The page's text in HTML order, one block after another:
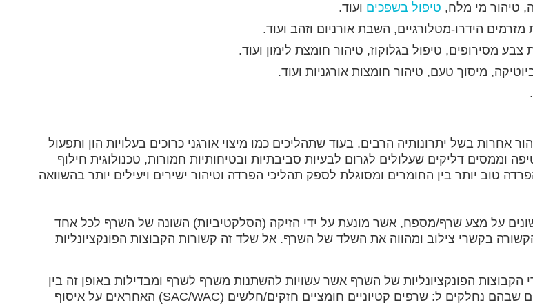
טיהור מי מלח, טיפול בשפכים ועוד.
הידרו-מטלורגיים, השבת אורניום וזהב ועוד.
צבע מסירופים, טיפול בגלוקוז, טיהור חומצת לימון ועוד.
מיסוך טעם, טיהור חומצות אורגניות ועוד.
אחרות בשל יתרונותיה הרבים. בעוד שתהליכים כמו מיצוי אורגני כרוכים בעלויות הון ותפעול
וממסים דליקים שעלולים לגרום לבעיות סביבתיות ובטיחותיות חמורות, טכנולוגית חילוף
טוב יותר בין החומרים ומסוגלת לספק תהליכי הפרדה וטיהור ישירים ויעילים יותר בהשוואה
שונים על מצע שרף/מספח, אשר מונעת על ידי הזיקה (הסלקטיביות) השונה של השרף לכל אחד
בקשרי צילוב ומהווה את השלד של השרף. אל שלד זה קשורות הקבוצות הפונקציונליות
הפונקציונליות של השרף אשר עשויות להשתנות משרף לשרף ומבדילות באופן זה בין
השרפים. בהתאם לזאת, קיימים סוגים שונים של שרפים אשר האופייניים שבהם נחלקים ל: שרפים קטיוניים חומציים חזקים/חלשים (SAC/WAC) האחראים על איסוף